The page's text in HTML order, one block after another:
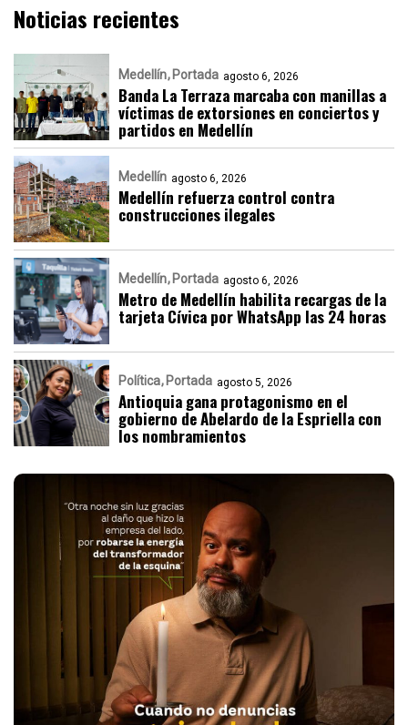
Noticias recientes
Medellín Portada agosto 6, 2026
Banda La Terraza marcaba con manillas a
víctimas de extorsiones en conciertos y
partidos en Medellín
Medellín agosto 6, 2026
Medellín refuerza control contra
construcciones ilegales
Medellín Portada agosto 6, 2026
Metro de Medellín habilita recargas de la
tarjeta Cívica por WhatsApp las 24 horas
Política Portada agosto 5, 2026
Antioquia gana protagonismo en el
gobierno de Abelardo de la Espriella con
los nombramientos